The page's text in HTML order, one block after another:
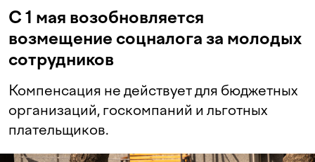
С 1 мая возобновляется
возмещение соцналога за молодых
сотрудников
Компенсация не действует для бюджетных
организаций, госкомпаний и льготных
плательщиков.